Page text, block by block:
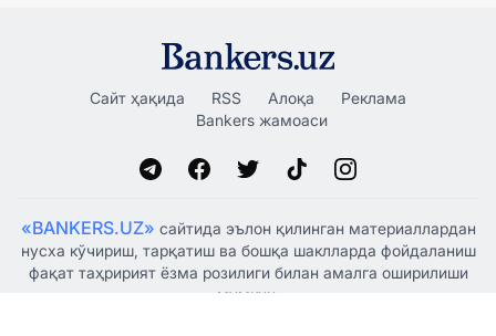
Сайт ҳақида RSS Алоқа
Реклама
Bankers жамоаси
«BANKERS.UZ» сайтида эълон қилинган материаллардан
нусха кўчириш, тарқатиш ва бошқа шаклларда фойдаланиш
фақат таҳририят ёзма розилиги билан амалга оширилиши
мумкин.